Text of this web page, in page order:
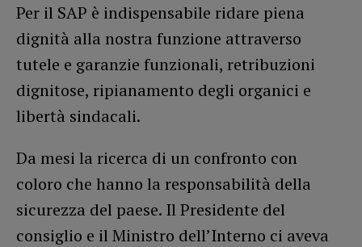
Per il SAP è indispensabile ridare piena
dignità alla nostra funzione attraverso
tutele e garanzie funzionali, retribuzioni
dignitose, ripianamento degli organici e
libertà sindacali.
Da mesi la ricerca di un confronto con
coloro che hanno la responsabilità della
sicurezza del paese. Il Presidente del
consiglio e il Ministro dell’Interno ci aveva